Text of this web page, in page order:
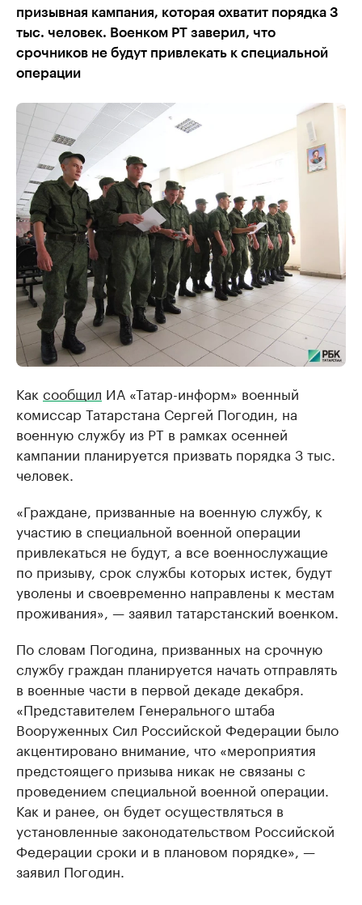
призывная кампания, которая охватит порядка 3
тыс. человек. Военком РТ заверил, что
срочников не будут привлекать к специальной
операции
Как сообщил ИА «Татар-информ» военный
комиссар Татарстана Сергей Погодин, на
военную службу из РТ в рамках осенней
кампании планируется призвать порядка 3 тыс.
человек.
«Граждане, призванные на военную службу, к
участию в специальной военной операции
привлекаться не будут, а все военно­служащие
по призыву, срок службы которых истек, будут
уволены и свое­временно направлены к местам
проживания», — заявил татарстанский военком.
По словам Погодина, призванных на срочную
службу граждан планируется начать отправлять
в военные части в первой декаде декабря.
«Представителем Генерального штаба
Вооруженных Сил Российской Федерации было
акцентировано внимание, что «мероприятия
предстоящего призыва никак не связаны с
проведением специальной военной операции.
Как и ранее, он будет осуществляться в
установленные законодательством Российской
Федерации сроки и в плановом порядке», —
заявил Погодин.